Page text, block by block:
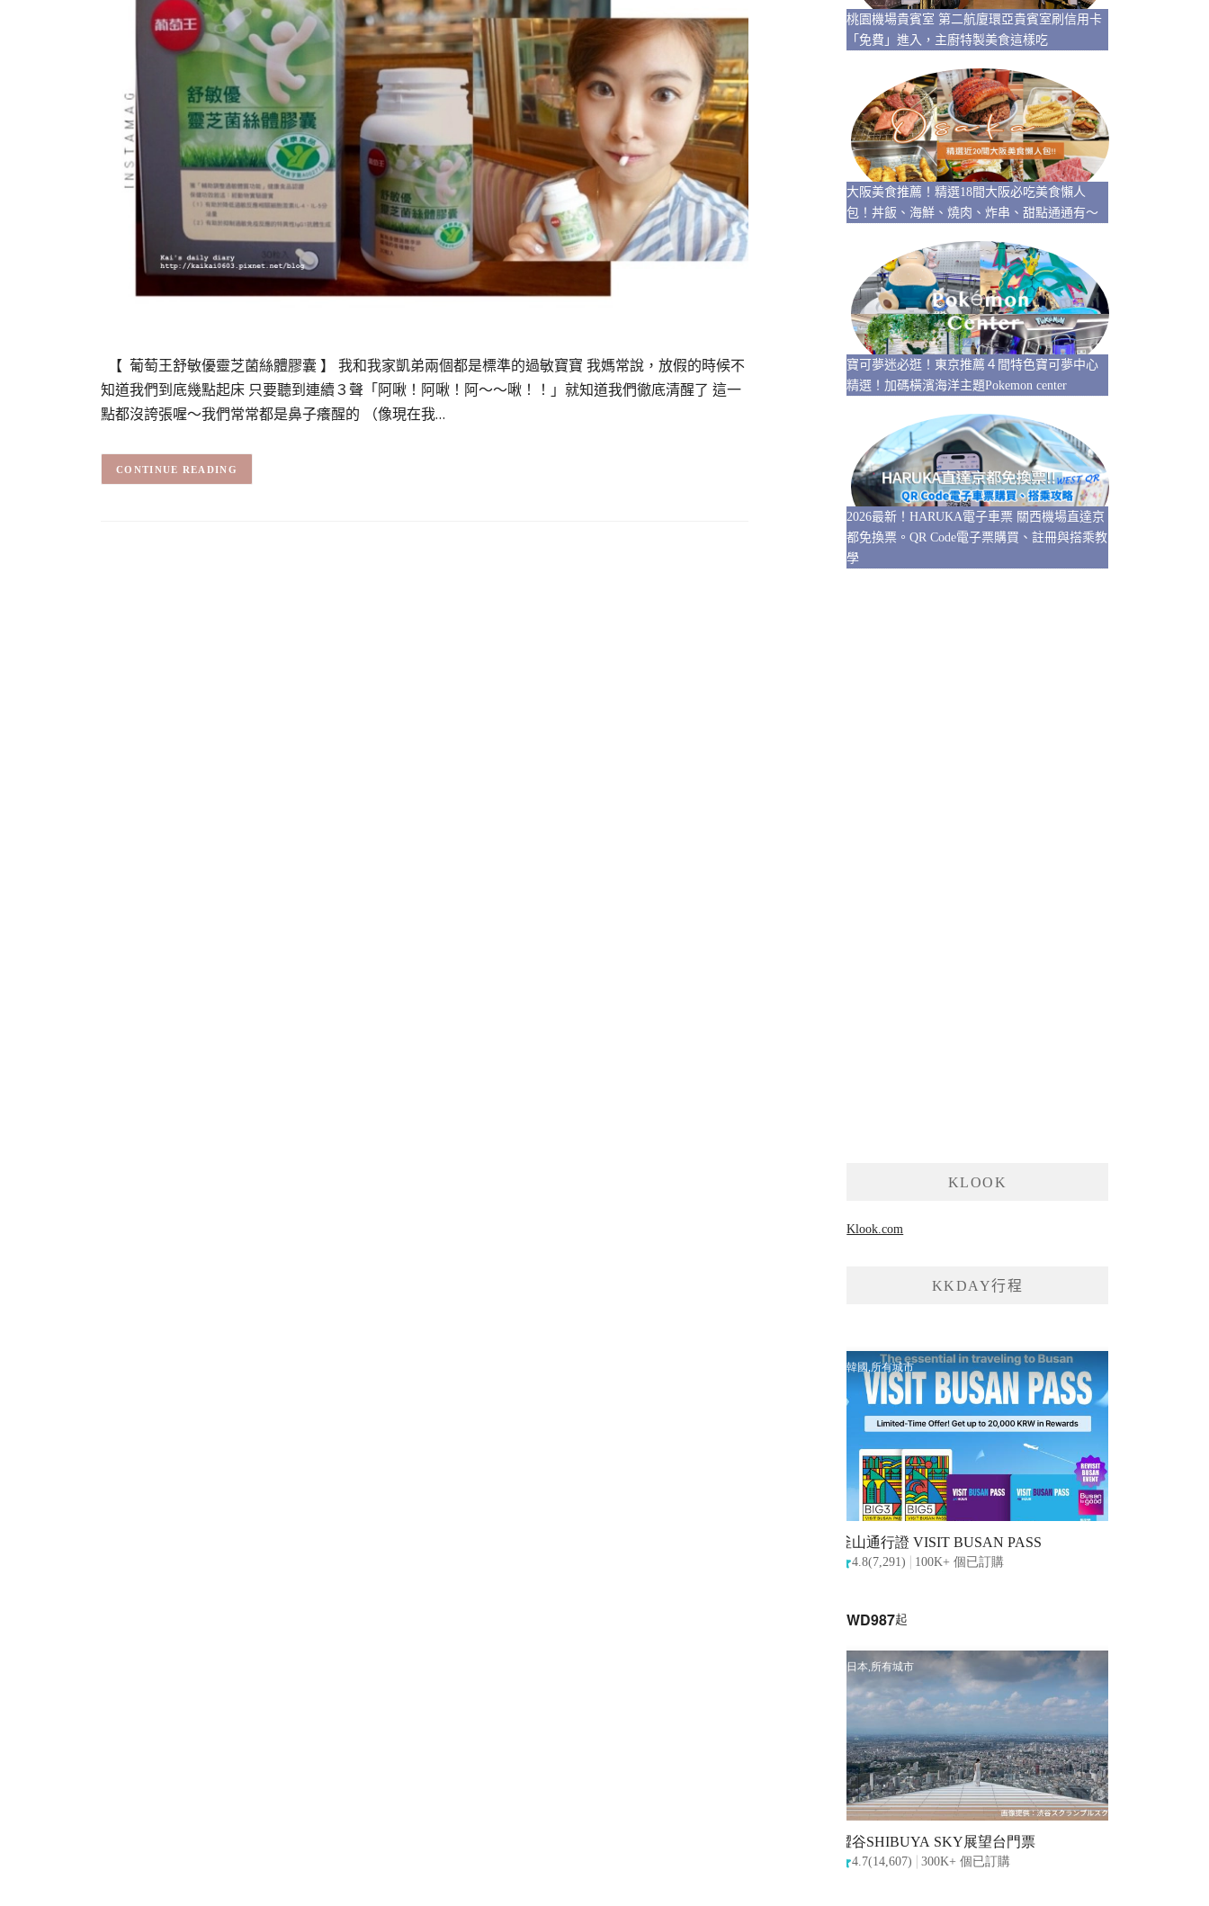
【 葡萄王舒敏優靈芝菌絲體膠囊 】 我和我家凱弟兩個都是標準的過敏寶寶 我媽常說，放假的時候不
知道我們到底幾點起床 只要聽到連續３聲「阿啾！阿啾！阿～～啾！！」就知道我們徹底清醒了 這一
點都沒誇張喔～我們常常都是鼻子癢醒的 （像現在我…
CONTINUE READING
桃園機場貴賓室 第二航廈環亞貴賓室刷信用卡
「免費」進入，主廚特製美食這樣吃
大阪美食推薦！精選18間大阪必吃美食懶人
包！丼飯、海鮮、燒肉、炸串、甜點通通有～
寶可夢迷必逛！東京推薦４間特色寶可夢中心
精選！加碼橫濱海洋主題Pokemon center
2026最新！HARUKA電子車票 關西機場直達京
都免換票。QR Code電子票購買、註冊與搭乘教
學
KLOOK
Klook.com
KKDAY行程